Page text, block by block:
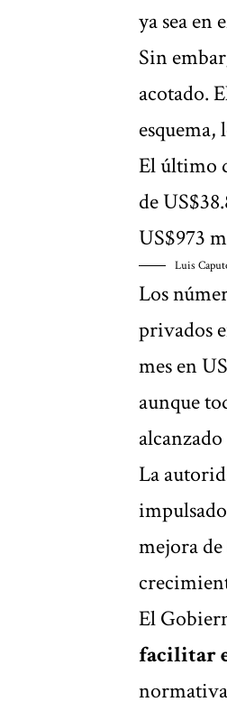
ya sea en
Sin
acotado.
El último
de
US$973
Luis
Los
privados
mes en
aunque
La
mejora de
El
facilitar